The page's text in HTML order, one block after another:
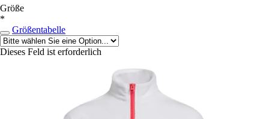
Größe
*
Größentabelle
Dieses Feld ist erforderlich